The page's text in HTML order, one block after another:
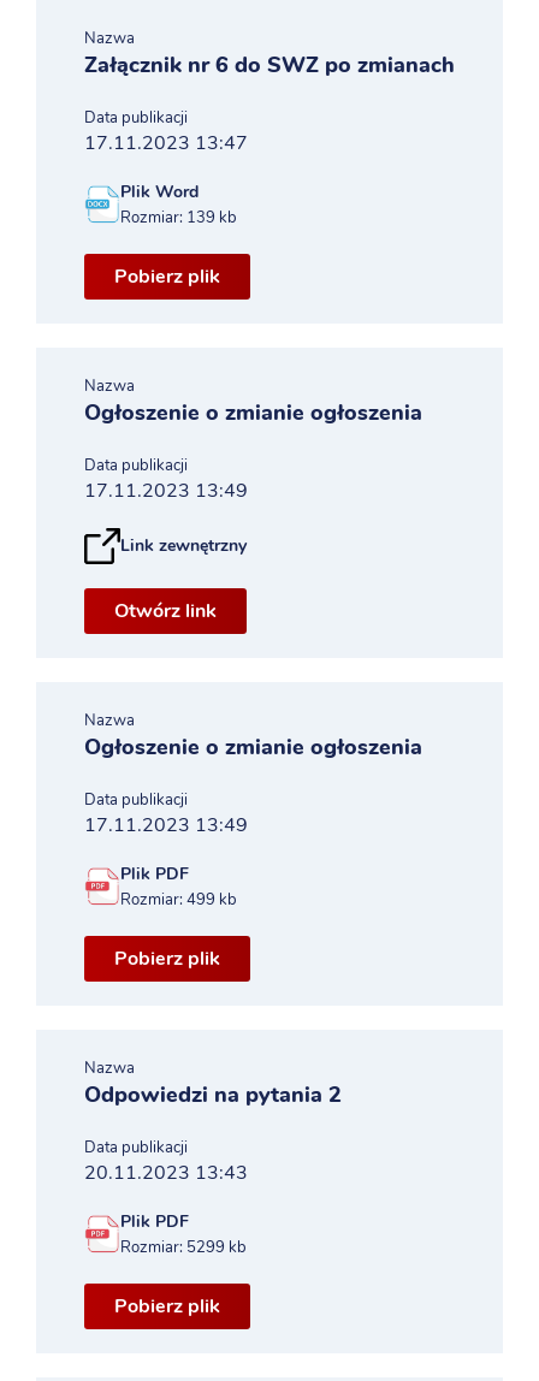
Nazwa
Załącznik nr 6 do SWZ po zmianach
Data publikacji
17.11.2023 13:47
Plik Word
Rozmiar: 139 kb
Pobierz plik
Nazwa
Ogłoszenie o zmianie ogłoszenia
Data publikacji
17.11.2023 13:49
Link zewnętrzny
Otwórz link
Nazwa
Ogłoszenie o zmianie ogłoszenia
Data publikacji
17.11.2023 13:49
Plik PDF
Rozmiar: 499 kb
Pobierz plik
Nazwa
Odpowiedzi na pytania 2
Data publikacji
20.11.2023 13:43
Plik PDF
Rozmiar: 5299 kb
Pobierz plik